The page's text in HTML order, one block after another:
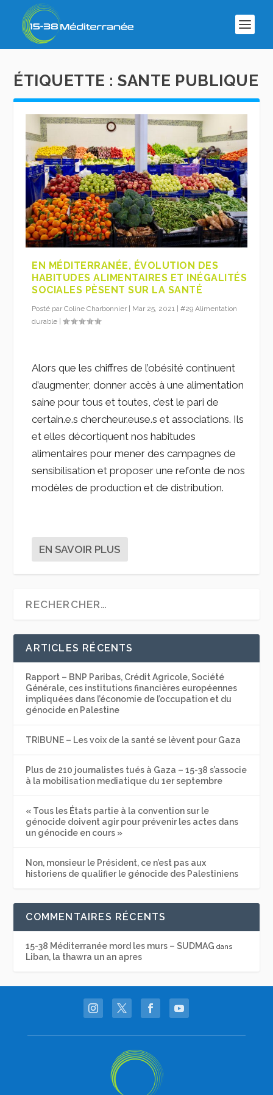
ÉTIQUETTE :SANTE PUBLIQUE
EN MÉDITERRANÉE, ÉVOLUTION DES
HABITUDES ALIMENTAIRES ET INÉGALITÉS
SOCIALES PÈSENT SUR LA SANTÉ
Posté parColine Charbonnier | Mar 25, 2021 |#29 Alimentation
durable |
Alors que les chiffres de l’obésité continuent
d’augmenter, donner accès à une alimentation
saine pour tous et toutes, c’est le pari de
certain.e.s chercheur.euse.s et associations. Ils
et elles décortiquent nos habitudes
alimentaires pour mener des campagnes de
sensibilisation et proposer une refonte de nos
modèles de production et de distribution.
EN SAVOIR PLUS
ARTICLES RÉCENTS
Rapport – BNP Paribas, Crédit Agricole, Société
Générale, ces institutions financières européennes
impliquées dans l’économie de l’occupation et du
génocide en Palestine
TRIBUNE – Les voix de la santé se lèvent pour Gaza
Plus de 210 journalistes tués à Gaza – 15-38 s’associe
à la mobilisation mediatique du 1er septembre
« Tous les États partie à la convention sur le
génocide doivent agir pour prévenir les actes dans
un génocide en cours »
Non, monsieur le Président, ce n’est pas aux
historiens de qualifier le génocide des Palestiniens
COMMENTAIRES RÉCENTS
15-38 Méditerranée mord les murs – SUDMAG dans
Liban, la thawra un an apres